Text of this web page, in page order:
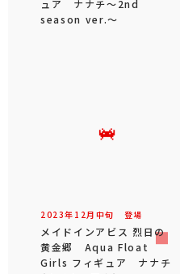
ュア ナナチ～2nd
season ver.～
2023年 12 月 中旬 登場
メイドインアビス 烈日の
黄金郷 Aqua Float
Girls フィギュア ナナチ